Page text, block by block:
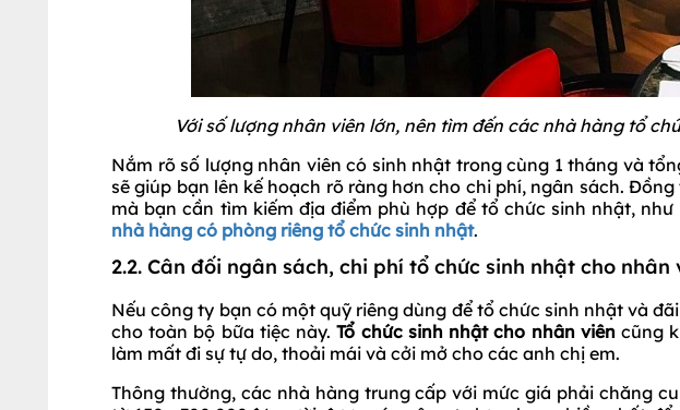
Với số lượng nhân viên lớn, nên tìm đến các nhà hàng tổ
Nắm rõ số lượng nhân viên có sinh nhật trong cùng 1 tháng và
sẽ giúp bạn lên kế hoạch rõ ràng hơn cho chi phí, ngân sách.
mà bạn cần tìm kiếm địa điểm phù hợp để tổ chức sinh nhật,
nhà hàng có phòng riêng tổ chức sinh nhật.
2.2. Cân đối ngân sách, chi phí tổ chức sinh nhật cho nhân
Nếu công ty bạn có một quỹ riêng dùng để tổ chức sinh nhật và
cho toàn bộ bữa tiệc này.Tổ chức sinh nhật cho nhân viên cũng
làm mất đi sự tự do, thoải mái và cởi mở cho các anh chị em.
Thông thường, các nhà hàng trung cấp với mức giá phải chăng